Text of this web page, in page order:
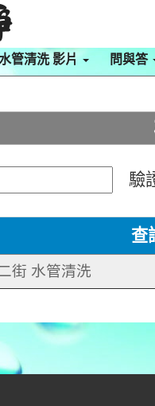
管清洗 影片 問與答
驗
查
街 水管清洗